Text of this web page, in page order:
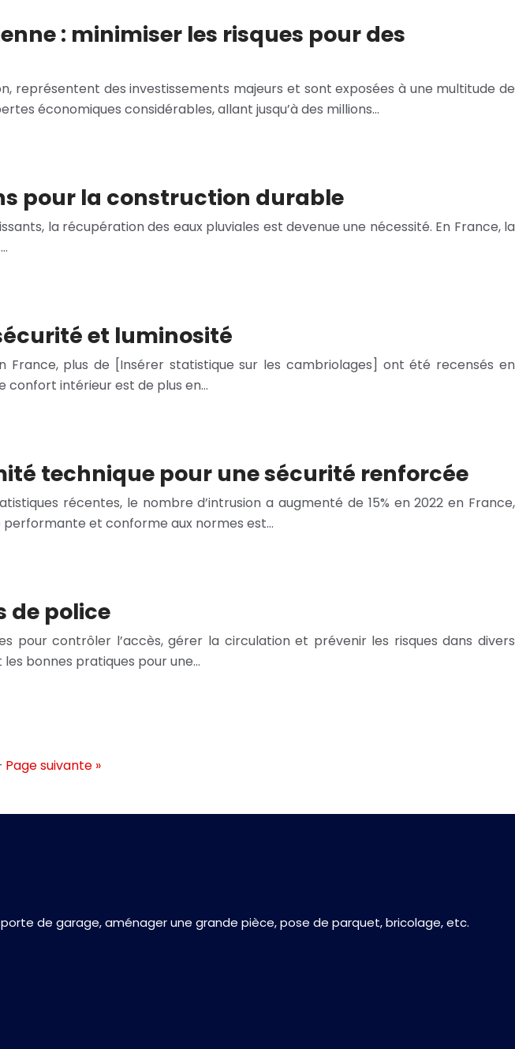
: minimiser les risques pour des
représentent des investissements majeurs et sont exposées à une multitude de
économiques considérables, allant jusqu’à des millions…
pour la construction durable
la récupération des eaux pluviales est devenue une nécessité. En France, la
et luminosité
plus de [Insérer statistique sur les cambriolages] ont été recensés en
confort intérieur est de plus en…
technique pour une sécurité renforcée
récentes, le nombre d’intrusion a augmenté de 15% en 2022 en France,
performante et conforme aux normes est…
de police
pour contrôler l’accès, gérer la circulation et prévenir les risques dans divers
bonnes pratiques pour une…
Page suivante »
de garage, aménager une grande pièce, pose de parquet, bricolage, etc.